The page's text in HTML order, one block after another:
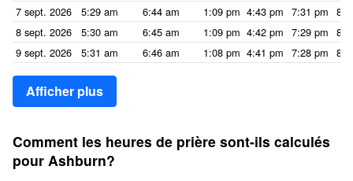
7 sept. 2026
5:29 am 6:44 am 1:09 pm 4:43 pm 7:31 pm
8 sept. 2026
5:30 am 6:45 am 1:09 pm 4:42 pm 7:29 pm
9 sept. 2026
5:31 am 6:46 am 1:08 pm 4:41 pm 7:28 pm
Afficher plus
Comment les heures de prière sont-ils calculés
pour Ashburn?